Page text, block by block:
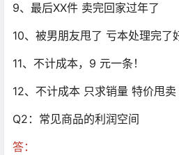
9、最后XX件 卖完回家过年了
10、被男朋友甩了 亏本处理完了
11、不计成本，9 元一条！
12、不计成本 只求销量 特价甩卖
Q2：常见商品的利润空间
答：